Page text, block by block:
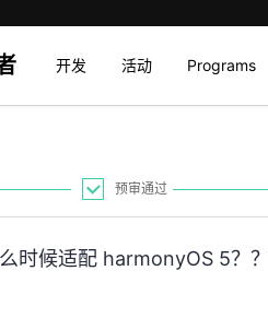
开发 活动 Programs
预审通过
时候适配 harmonyOS 5？？